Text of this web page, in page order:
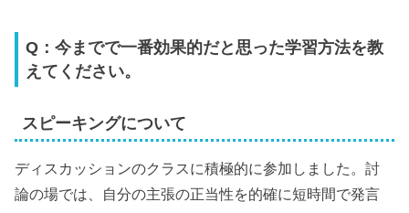
Q：今までで一番効果的だと思った学習方法を教
えてください。
スピーキングについて
ディスカッションのクラスに積極的に参加しました。討
論の場では、自分の主張の正当性を的確に短時間で発言